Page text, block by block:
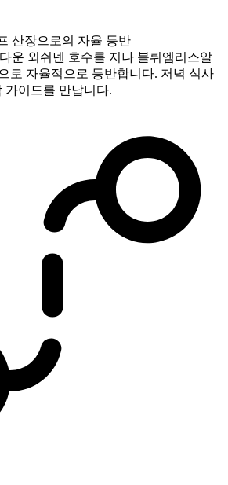
산장으로의 자율 등반
운 외쉬넨 호수를 지나 블뤼엠리스알
로 자율적으로 등반합니다. 저녁 식사
가이드를 만납니다.